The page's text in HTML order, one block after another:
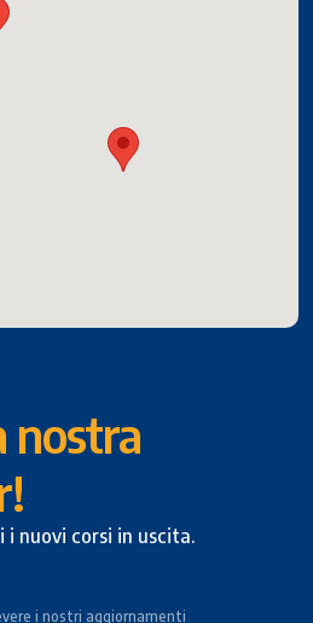
nostra
nuovi corsi in uscita.